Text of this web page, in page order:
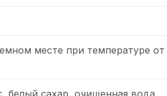
месте при температуре
белый сахар, очищенная вода,